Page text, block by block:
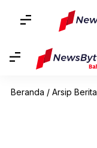
Beranda / Arsip Berita